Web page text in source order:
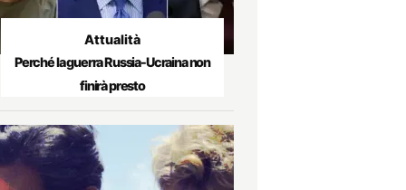
Attualità
Perché la guerra Russia-Ucraina non
finirà presto